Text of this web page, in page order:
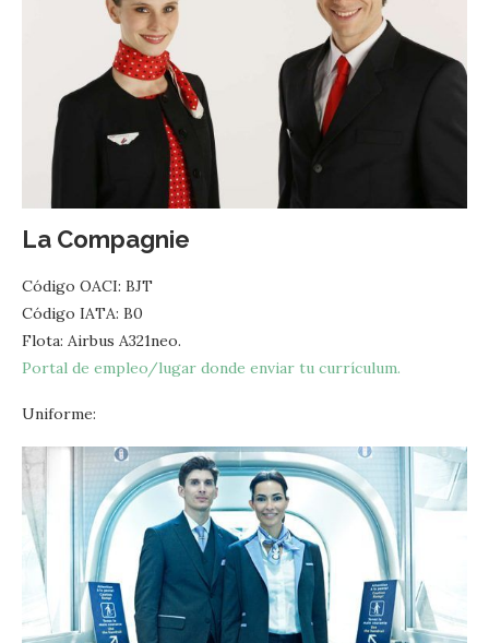
La Compagnie
Código OACI: BJT
Código IATA: B0
Flota: Airbus A321neo.
Portal de empleo/lugar donde enviar tu currículum.
Uniforme: